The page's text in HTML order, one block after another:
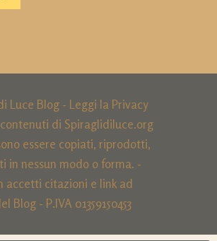
Luce Blog - Leggi la Privacy
di Spiraglidiluce.org
essere copiati, riprodotti,
in nessun modo o forma. -
accetti citazioni e link ad
Blog - P.IVA 01359150453